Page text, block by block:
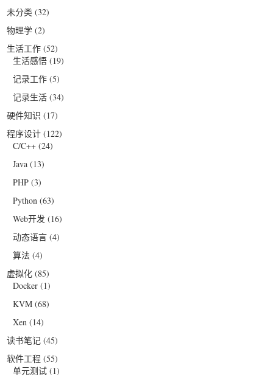
未分类 (32)
物理学 (2)
生活工作 (52)
生活感悟 (19)
记录工作 (5)
记录生活 (34)
硬件知识 (17)
程序设计 (122)
C/C++ (24)
Java (13)
PHP (3)
Python (63)
Web开发 (16)
动态语言 (4)
算法 (4)
虚拟化 (85)
Docker (1)
KVM (68)
Xen (14)
读书笔记 (45)
软件工程 (55)
单元测试 (1)